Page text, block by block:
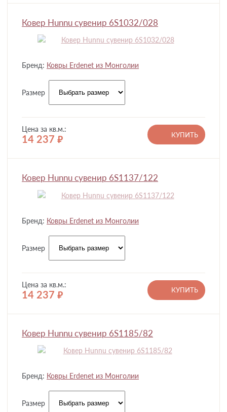
Ковер Hunnu сувенир 6S1032/028
Бренд: Ковры Erdenet из Монголии
Размер
Цена за кв.м.:
14 237 руб.
КУПИТЬ
Ковер Hunnu сувенир 6S1137/122
Бренд: Ковры Erdenet из Монголии
Размер
Цена за кв.м.:
14 237 руб.
КУПИТЬ
Ковер Hunnu сувенир 6S1185/82
Бренд: Ковры Erdenet из Монголии
Размер